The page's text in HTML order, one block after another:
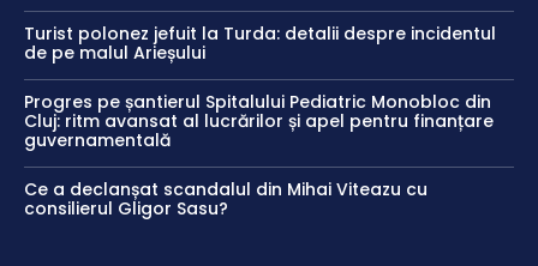
Turist polonez jefuit la Turda: detalii despre incidentul
de pe malul Arieșului
Progres pe șantierul Spitalului Pediatric Monobloc din
Cluj: ritm avansat al lucrărilor și apel pentru finanțare
guvernamentală
Ce a declanșat scandalul din Mihai Viteazu cu
consilierul Gligor Sasu?